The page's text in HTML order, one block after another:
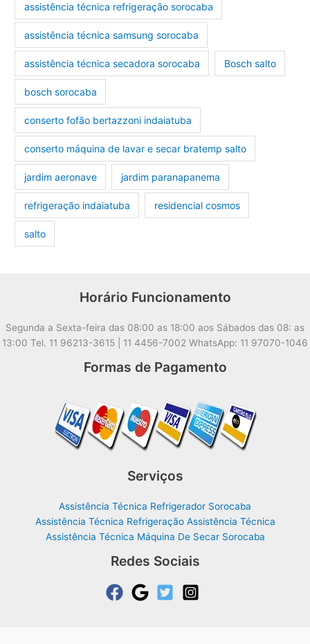
assistência técnica refrigeração sorocaba
assistência técnica samsung sorocaba
assistência técnica secadora sorocaba Bosch salto
bosch sorocaba
conserto fofão bertazzoni indaiatuba
conserto máquina de lavar e secar bratemp salto
jardim aeronave jardim paranapanema
refrigeração indaiatuba residencial cosmos
salto
Horário Funcionamento
Segunda a Sexta-feira das 08:00 as 18:00 aos Sábados das 08: as
13:00 Tel. 11 96213-3615 | 11 4456-7002 WhatsApp: 11 97070-1046
Formas de Pagamento
Serviços
Assistência Técnica Refrigerador Sorocaba
Assistência Técnica Refrigeração Assistência Técnica
Assistência Técnica Máquina De Secar Sorocaba
Redes Sociais